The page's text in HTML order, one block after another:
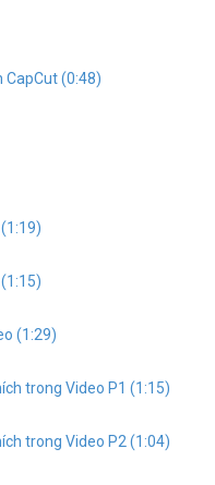
CapCut (0:48)
(1:29)
trong Video P1 (1:15)
trong Video P2 (1:04)